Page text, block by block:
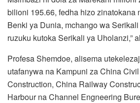
bilioni 195.66, fedha hizo zinatokana
Benki ya Dunia, mchango wa
ruzuku kutoka Serikali ya Uholanzi,”
Profesa Shemdoe, alisema
utafanywa na Kampuni za China
Construction, China Railway
Harbour na Channel Engneering